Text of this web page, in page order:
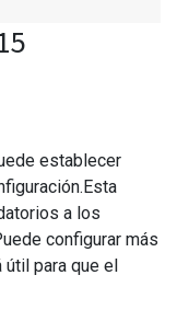
establecer
a los
configurar más
útil para que el